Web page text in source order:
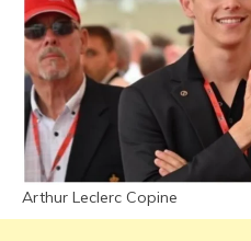
Arthur Leclerc Copine